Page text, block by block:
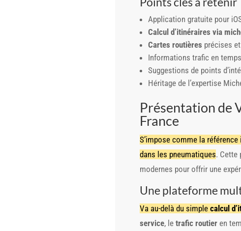
Application gratuite pour
Calcul d’itinéraires via
Cartes routières précises
Informations trafic en
Suggestions de points
Héritage de l’expertise
Présentation de
France
S’impose comme la
dans les pneumatiques. Cette
modernes pour offrir une
Une plateforme
Va au-delà du simple calcul
service, le trafic routieren